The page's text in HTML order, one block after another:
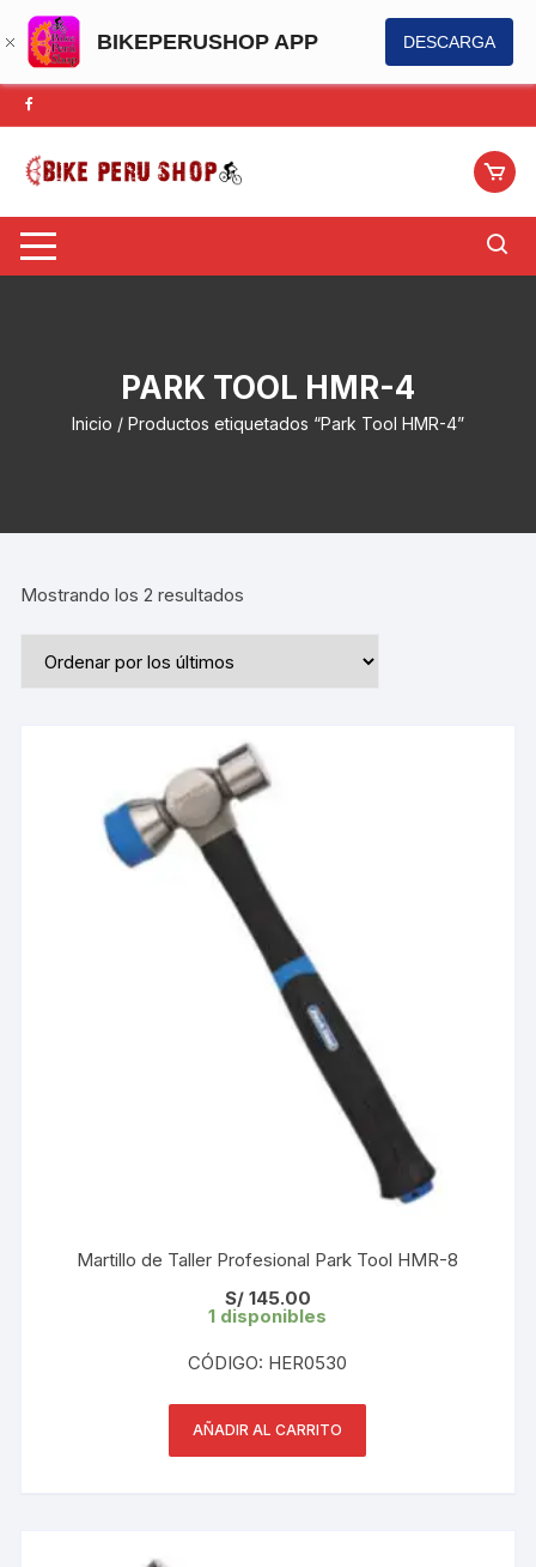
BIKEPERUSHOP APP DESCARGA
Saltar
al
contenido
PARK TOOL HMR-4
Inicio / Productos etiquetados “Park Tool HMR-4”
Mostrando los 2 resultados
Martillo de Taller Profesional Park Tool HMR-8
S/145.00
1 disponibles
CÓDIGO: HER0530
AÑADIR AL CARRITO